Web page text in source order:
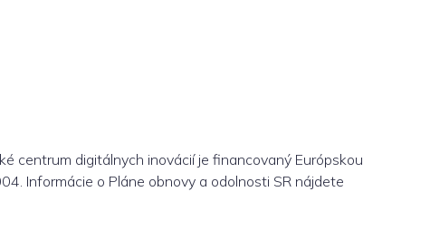
centrum digitálnych inovácií je financovaný Európskou
Informácie o Pláne obnovy a odolnosti SR nájdete